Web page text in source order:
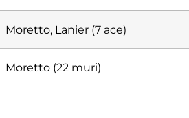
Moretto, Lanier (7 ace)
Moretto (22 muri)